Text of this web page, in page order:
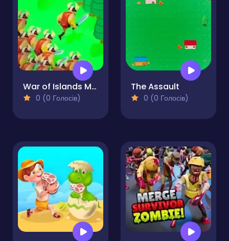
War of Islands Mine and Craft
0 (0 Голосів)
The Assault
0 (0 Голосів)